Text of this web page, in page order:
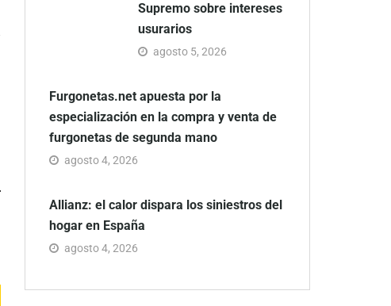
Supremo sobre intereses
usurarios
agosto 5, 2026
Furgonetas.net apuesta por la
especialización en la compra y venta de
furgonetas de segunda mano
agosto 4, 2026
Allianz: el calor dispara los siniestros del
hogar en España
agosto 4, 2026